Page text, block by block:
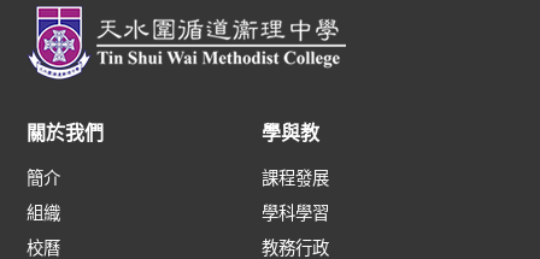
關於我們
簡介
組織
校曆
學與教
課程發展
學科學習
教務行政